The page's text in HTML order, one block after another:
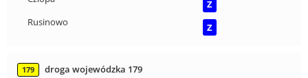
Z
Rusinowo
Z
179
droga wojewódzka 179